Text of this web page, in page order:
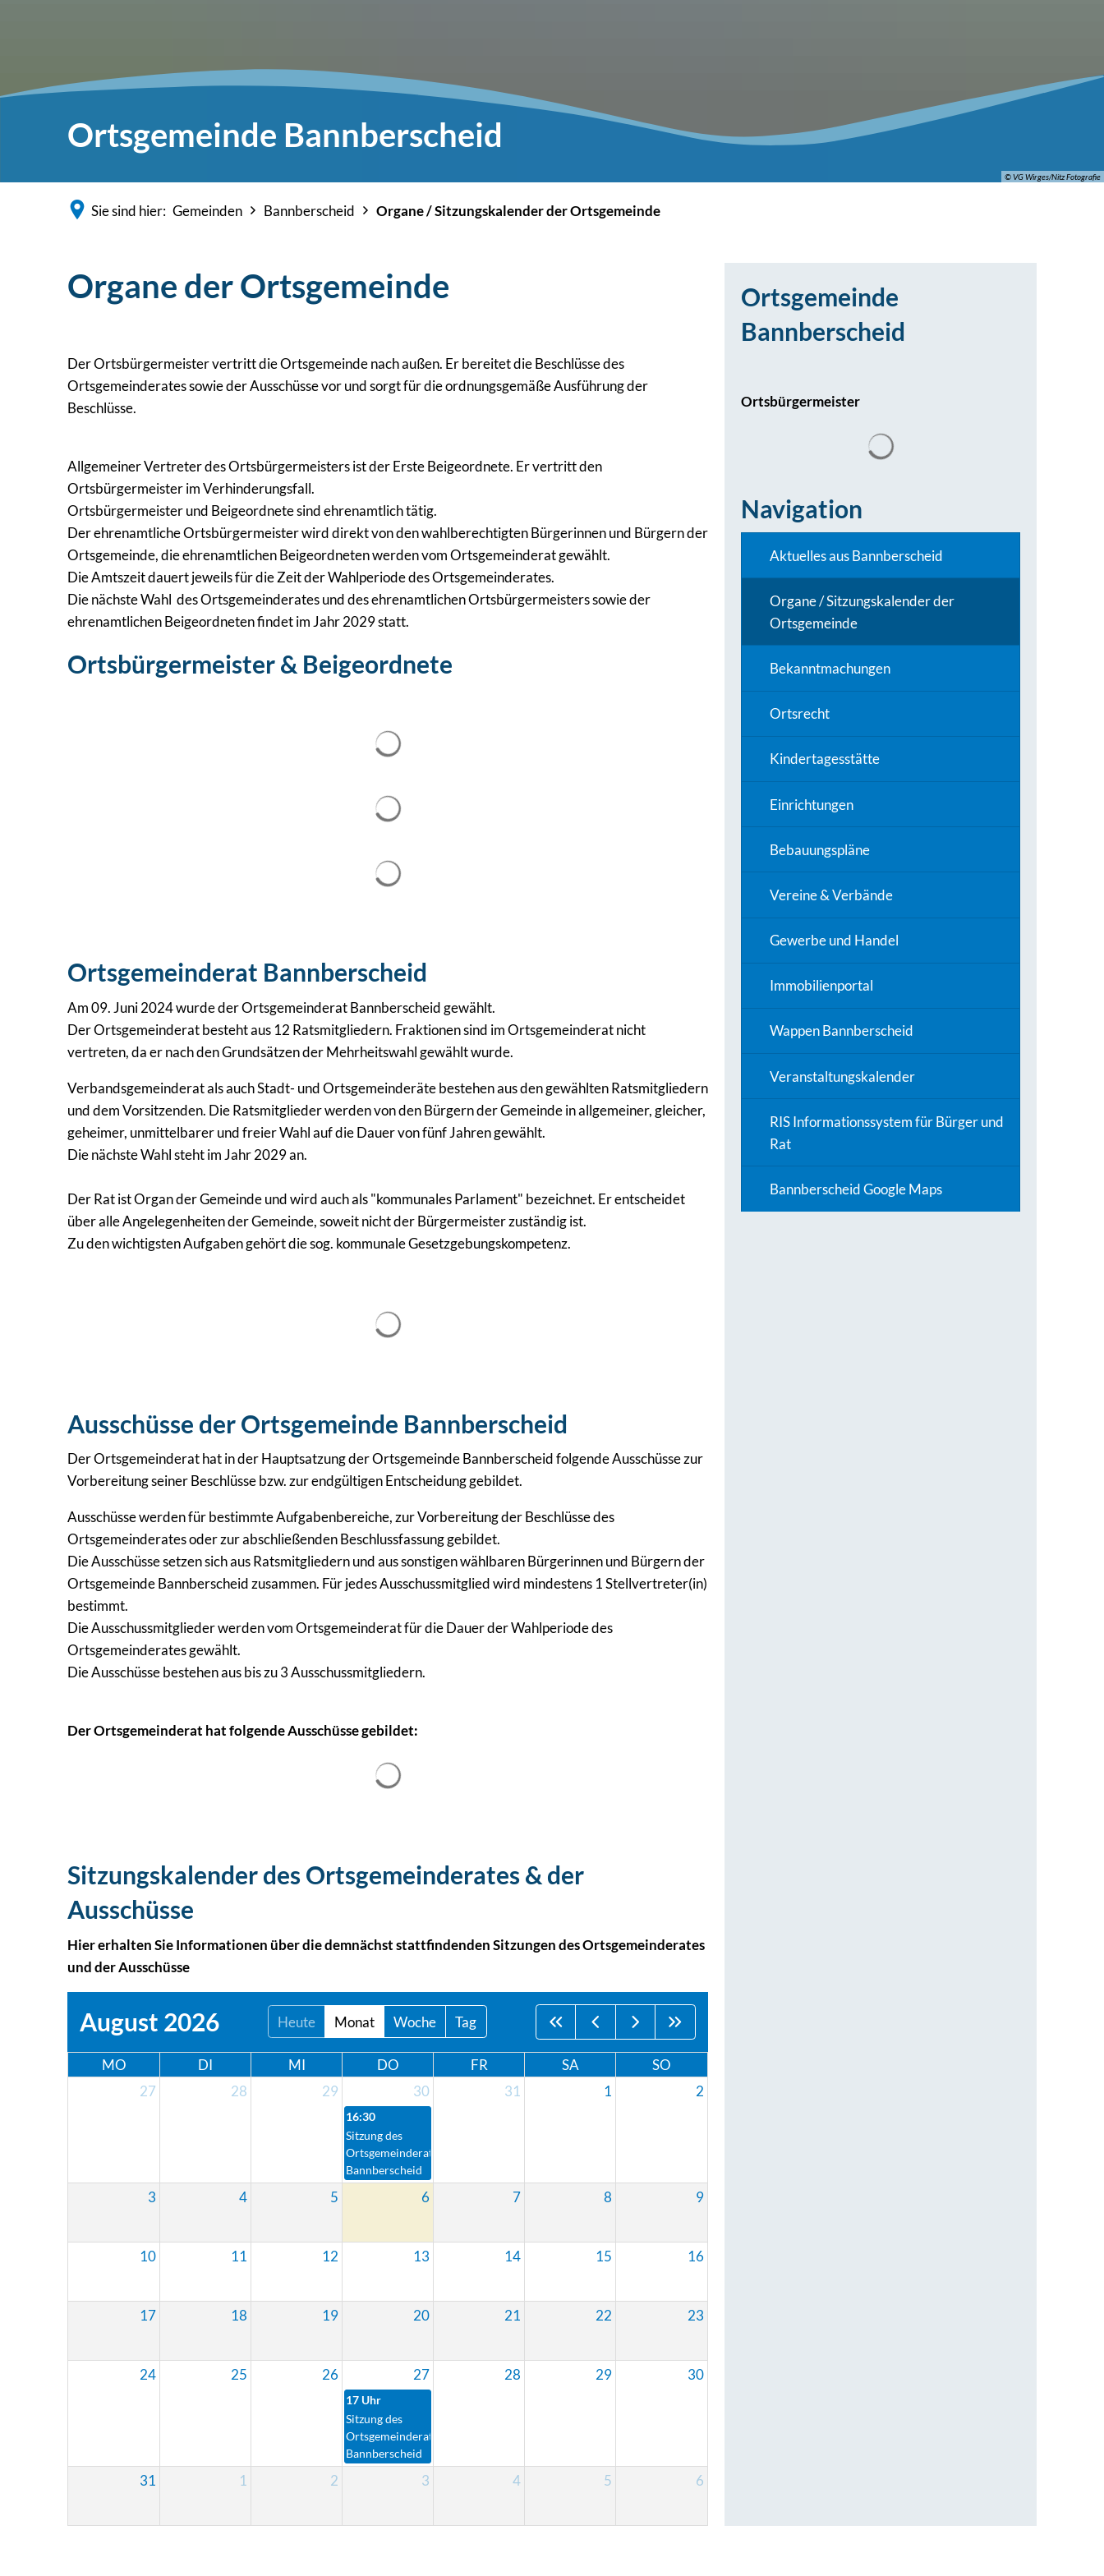
© VG Wirges/Nitz Fotografie
Ortsgemeinde Bannberscheid
Sie sind hier: Gemeinden Bannberscheid Organe / Sitzungskalender der Ortsgemeinde
Organe der Ortsgemeinde
Der Ortsbürgermeister vertritt die Ortsgemeinde nach außen. Er bereitet die Beschlüsse des
Ortsgemeinderates sowie der Ausschüsse vor und sorgt für die ordnungsgemäße Ausführung der
Beschlüsse.
Allgemeiner Vertreter des Ortsbürgermeisters ist der Erste Beigeordnete. Er vertritt den
Ortsbürgermeister im Verhinderungsfall.
Ortsbürgermeister und Beigeordnete sind ehrenamtlich tätig.
Der ehrenamtliche Ortsbürgermeister wird direkt von den wahlberechtigten Bürgerinnen und Bürgern der
Ortsgemeinde, die ehrenamtlichen Beigeordneten werden vom Ortsgemeinderat gewählt.
Die Amtszeit dauert jeweils für die Zeit der Wahlperiode des Ortsgemeinderates.
Die nächste Wahl des Ortsgemeinderates und des ehrenamtlichen Ortsbürgermeisters sowie der
ehrenamtlichen Beigeordneten findet im Jahr 2029 statt.
Ortsbürgermeister & Beigeordnete
Ortsgemeinderat Bannberscheid
Am 09. Juni 2024 wurde der Ortsgemeinderat Bannberscheid gewählt.
Der Ortsgemeinderat besteht aus 12 Ratsmitgliedern. Fraktionen sind im Ortsgemeinderat nicht
vertreten, da er nach den Grundsätzen der Mehrheitswahl gewählt wurde.
Verbandsgemeinderat als auch Stadt- und Ortsgemeinderäte bestehen aus den gewählten Ratsmitgliedern
und dem Vorsitzenden. Die Ratsmitglieder werden von den Bürgern der Gemeinde in allgemeiner, gleicher,
geheimer, unmittelbarer und freier Wahl auf die Dauer von fünf Jahren gewählt.
Die nächste Wahl steht im Jahr 2029 an.
Der Rat ist Organ der Gemeinde und wird auch als "kommunales Parlament" bezeichnet. Er entscheidet
über alle Angelegenheiten der Gemeinde, soweit nicht der Bürgermeister zuständig ist.
Zu den wichtigsten Aufgaben gehört die sog. kommunale Gesetzgebungskompetenz.
Ausschüsse der Ortsgemeinde Bannberscheid
Der Ortsgemeinderat hat in der Hauptsatzung der Ortsgemeinde Bannberscheid folgende Ausschüsse zur
Vorbereitung seiner Beschlüsse bzw. zur endgültigen Entscheidung gebildet.
Ausschüsse werden für bestimmte Aufgabenbereiche, zur Vorbereitung der Beschlüsse des
Ortsgemeinderates oder zur abschließenden Beschlussfassung gebildet.
Die Ausschüsse setzen sich aus Ratsmitgliedern und aus sonstigen wählbaren Bürgerinnen und Bürgern der
Ortsgemeinde Bannberscheid zusammen. Für jedes Ausschussmitglied wird mindestens 1 Stellvertreter(in)
bestimmt.
Die Ausschussmitglieder werden vom Ortsgemeinderat für die Dauer der Wahlperiode des
Ortsgemeinderates gewählt.
Die Ausschüsse bestehen aus bis zu 3 Ausschussmitgliedern.
Der Ortsgemeinderat hat folgende Ausschüsse gebildet:
Sitzungskalender des Ortsgemeinderates & der
Ausschüsse
Hier erhalten Sie Informationen über die demnächst stattfindenden Sitzungen des Ortsgemeinderates
und der Ausschüsse
August 2026 Heute Monat Woche Tag
MO DI MI DO FR SA
SO
27
28 29 30
16:30
Sitzung des
Ortsgemeinderates
Bannberscheid
31 1 2
3 4 5 6 7 8 9
10 11 12 13 14 15 16
17 18 19 20 21 22 23
24 25 26 27
17 Uhr
Sitzung des
Ortsgemeinderates
Bannberscheid
28 29 30
31 1 2 3 4 5 6
Ortsgemeinde
Bannberscheid
Ortsbürgermeister
Navigation
Aktuelles aus Bannberscheid
Organe / Sitzungskalender der
Ortsgemeinde
Bekanntmachungen
Ortsrecht
Kindertagesstätte
Einrichtungen
Bebauungspläne
Vereine & Verbände
Gewerbe und Handel
Immobilienportal
Wappen Bannberscheid
Veranstaltungskalender
RIS Informationssystem für Bürger und
Rat
Bannberscheid Google Maps